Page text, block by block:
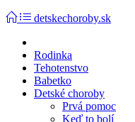
detskechoroby.sk
Rodinka
Tehotenstvo
Babetko
Detské choroby
Prvá pomoc
Keď to bolí